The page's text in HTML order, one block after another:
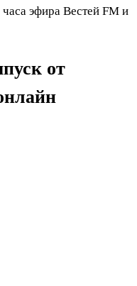
эфира Вестей FM и
от